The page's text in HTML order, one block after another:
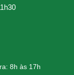
8h às 17h